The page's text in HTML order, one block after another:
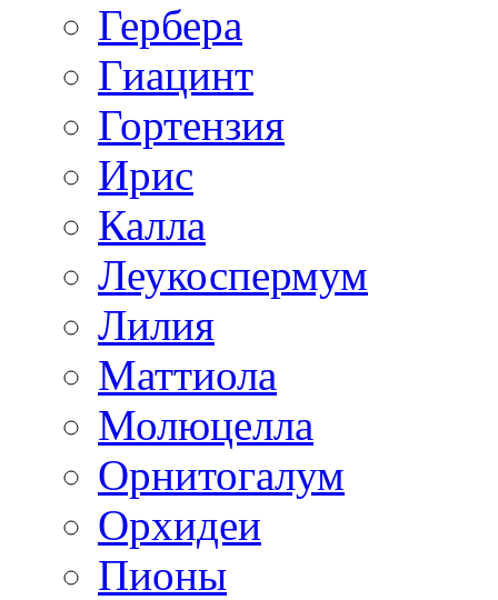
Гербера
Гиацинт
Гортензия
Ирис
Калла
Леукоспермум
Лилия
Маттиола
Молюцелла
Орнитогалум
Орхидеи
Пионы